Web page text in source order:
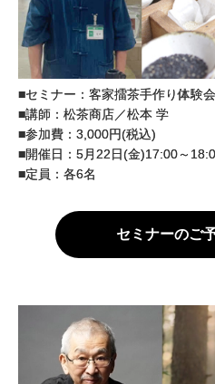
■セミナー：客家擂茶手作り体験会
■講師：松茶商店／松本 学
■参加費：3,000円(税込)
■開催日：5月22日(金)17:00～
■定員：各6名
セミナーのご